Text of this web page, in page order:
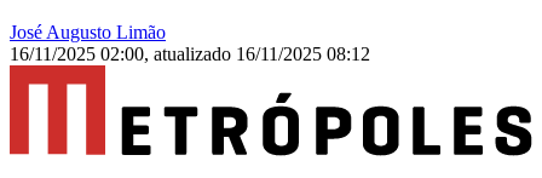
José Augusto Limão
16/11/2025 02:00, atualizado 16/11/2025 08:12